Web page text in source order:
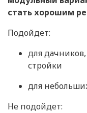
стать хорошим
Подойдет:
для
стройки
для
Не подойдет: